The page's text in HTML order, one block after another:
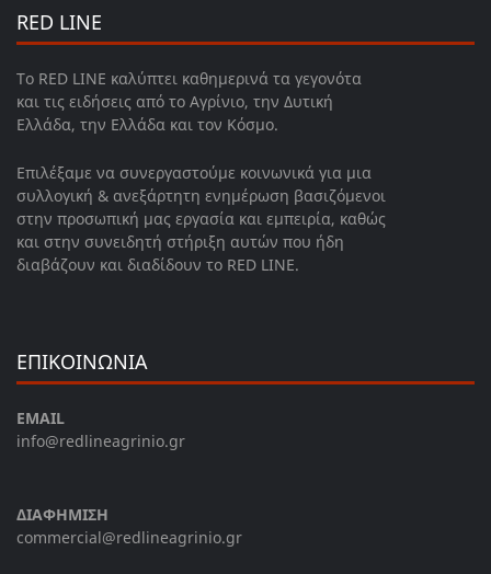
RED LINE
Το RED LINE καλύπτει καθημερινά τα γεγονότα
και τις ειδήσεις από το Αγρίνιο, την Δυτική
Ελλάδα, την Ελλάδα και τον Κόσμο.
Επιλέξαμε να συνεργαστούμε κοινωνικά για μια
συλλογική & ανεξάρτητη ενημέρωση βασιζόμενοι
στην προσωπική μας εργασία και εμπειρία, καθώς
και στην συνειδητή στήριξη αυτών που ήδη
διαβάζουν και διαδίδουν το RED LINE.
ΕΠΙΚΟΙΝΩΝΙΑ
EMAIL
info@redlineagrinio.gr
ΔΙΑΦΗΜΙΣΗ
commercial@redlineagrinio.gr